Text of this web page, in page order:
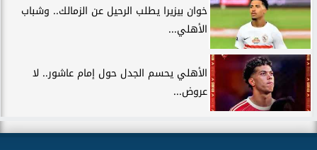
خوان بيزيرا يطلب الرحيل عن الزمالك.. وشباب
الأهلي...
الأهلي يحسم الجدل حول إمام عاشور.. لا
عروض...